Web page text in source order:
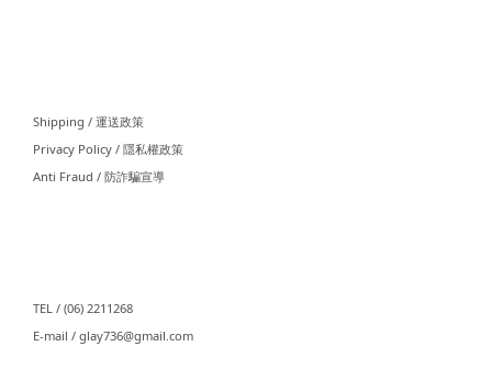
Shipping / 運送政策
Privacy Policy / 隱私權政策
Anti Fraud / 防詐騙宣導
TEL / (06) 2211268
E-mail / glay736@gmail.com⠀⠀